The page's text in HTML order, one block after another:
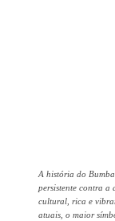
A história do
persistente contra a
cultural, rica e
atuais, o maior